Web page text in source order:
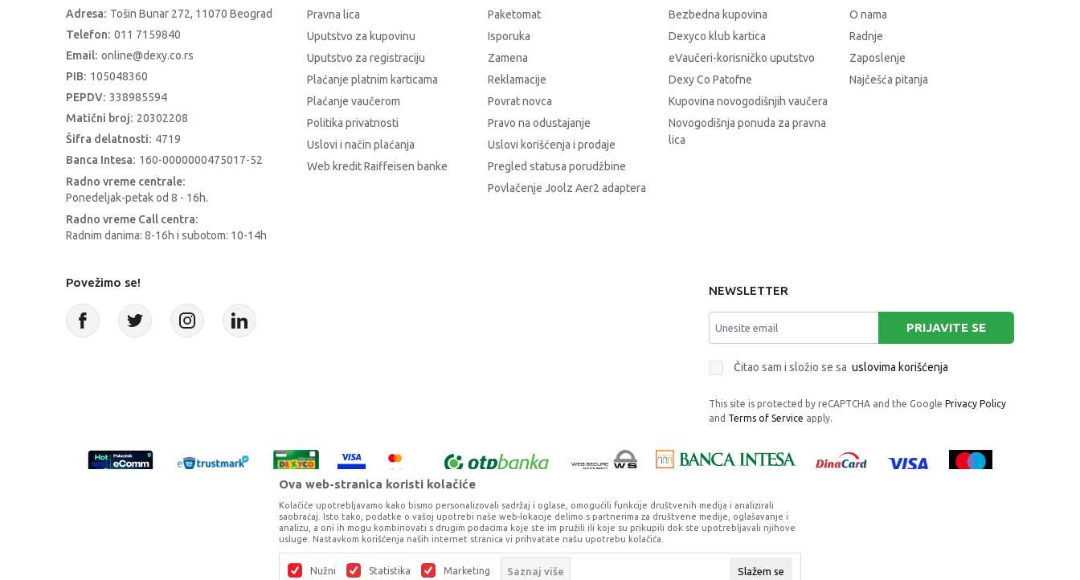
Adresa: Tošin Bunar 272, 11070 Beograd
Telefon: 011 7159840
Email: online@dexy.co.rs
PIB: 105048360
PEPDV: 338985594
Matični broj: 20302208
Šifra delatnosti: 4719
Banca Intesa: 160-0000000475017-52
Radno vreme centrale:
Ponedeljak-petak od 8 - 16h.
Radno vreme Call centra:
Radnim danima: 8-16h i subotom: 10-14h
Pravna lica
Uputstvo za kupovinu
Uputstvo za registraciju
Plaćanje platnim karticama
Plaćanje vaučerom
Politika privatnosti
Uslovi i način plaćanja
Web kredit Raiffeisen banke
Paketomat
Isporuka
Zamena
Reklamacije
Povrat novca
Pravo na odustajanje
Uslovi korišćenja i prodaje
Pregled statusa porudžbine
Povlačenje Joolz Aer2 adaptera
Bezbedna kupovina
Dexyco klub kartica
eVaučeri-korisničko uputstvo
Dexy Co Patofne
Kupovina novogodišnjih vaučera
Novogodišnja ponuda za pravna
lica
O nama
Radnje
Zaposlenje
Najčešća pitanja
Povežimo se!
NEWSLETTER
PRIJAVITE SE
Čitao sam i složio se sa uslovima korišćenja
This site is protected by reCAPTCHA and the Google Privacy Policy
and Terms of Service apply.
Proizvode na sajtu nastojimo da opišemo što je preciznije moguće, ali ne možemo garantovati da su svi podaci i fotografije, navedeni u okrviru proizvoda, u
potpunosti kompletni i bez grešaka. Svi artikli prikazani na sajtu su deo naše ponude, ali ne podrazumeva da su dostupni u svakom trenutku.
Ova web-stranica koristi kolačiće
Kolačiće upotrebljavamo kako bismo personalizovali sadržaj i oglase, omogućili funkcije društvenih medija i analizirali
saobraćaj. Isto tako, podatke o vašoj upotrebi naše web-lokacije delimo s partnerima za društvene medije, oglašavanje i
analizu, a oni ih mogu kombinovati s drugim podacima koje ste im pružili ili koje su prikupili dok ste upotrebljavali njihove
usluge. Nastavkom korišćenja naših internet stranica vi prihvatate našu upotrebu kolačića.
Nužni Statistika Marketing Saznaj više Slažem se